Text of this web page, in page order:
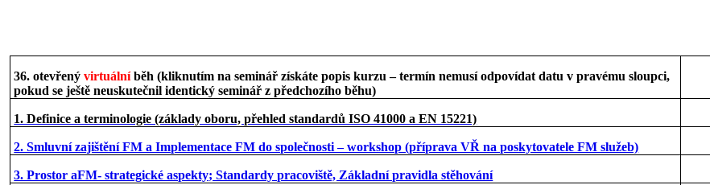
36. otevřenývirtuálníběh(kliknutím na seminář získáte popis kurzu – termín nemusí odpovídat datu v pravému sloupci,
pokud se ještě neuskutečnil identický seminář z předchozího běhu)
1. Definice a terminologie (základy oboru, přehled standardů ISO 41000 a EN 15221)
2. Smluvní zajištění FM a Implementace FM do společnosti – workshop (příprava VŘ na poskytovatele FM služeb)
3. Prostor aFM- strategické aspekty; Standardy pracoviště, Základní pravidla stěhování